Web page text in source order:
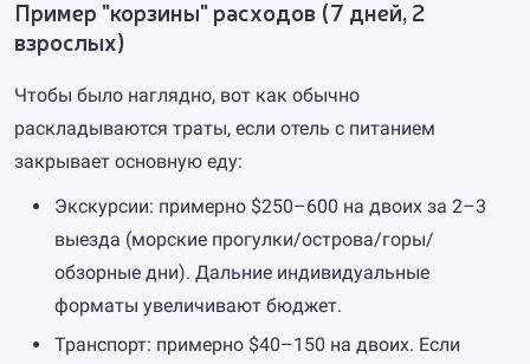
Пример "корзины" расходов (7 дней, 2
взрослых)
Чтобы было наглядно, вот как обычно
раскладываются траты, если отель с питанием
закрывает основную еду:
Экскурсии: примерно $250–600 на двоих за 2–3
выезда (морские прогулки/острова/горы/
обзорные дни). Дальние индивидуальные
форматы увеличивают бюджет.
Транспорт: примерно $40–150 на двоих. Если